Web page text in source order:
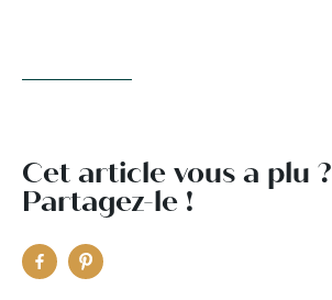
Cet article vous a plu ?
Partagez-le !